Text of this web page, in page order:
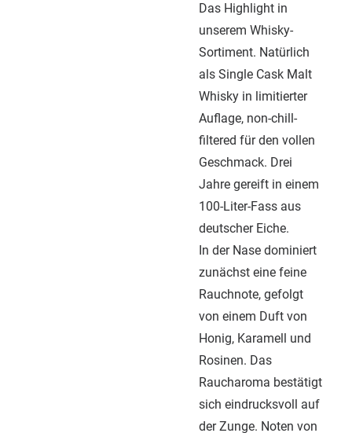
Das Highlight in
unserem Whisky-
Sortiment. Natürlich
als Single Cask Malt
Whisky in limitierter
Auflage, non-chill-
filtered für den vollen
Geschmack. Drei
Jahre gereift in einem
100-Liter-Fass aus
deutscher Eiche.
In der Nase dominiert
zunächst eine feine
Rauchnote, gefolgt
von einem Duft von
Honig, Karamell und
Rosinen. Das
Raucharoma bestätigt
sich eindrucksvoll auf
der Zunge. Noten von